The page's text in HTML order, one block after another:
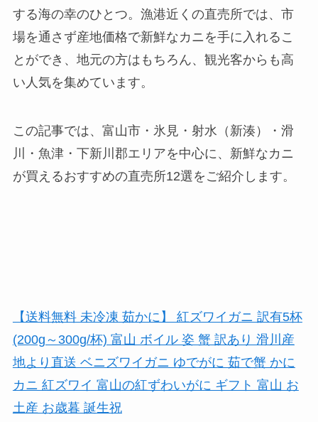
する海の幸のひとつ。漁港近くの直売所では、市
場を通さず産地価格で新鮮なカニを手に入れるこ
とができ、地元の方はもちろん、観光客からも高
い人気を集めています。
この記事では、富山市・氷見・射水（新湊）・滑
川・魚津・下新川郡エリアを中心に、新鮮なカニ
が買えるおすすめの直売所12選をご紹介します。
【送料無料 未冷凍 茹かに】 紅ズワイガニ 訳有5杯
(200g～300g/杯) 富山 ボイル 姿 蟹 訳あり 滑川産
地より直送 ベニズワイガニ ゆでがに 茹で蟹 かに
カニ 紅ズワイ 富山の紅ずわいがに ギフト 富山 お
土産 お歳暮 誕生祝